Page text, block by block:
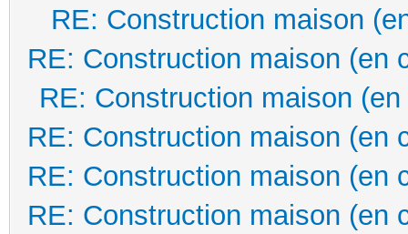
RE: Construction maison
RE: Construction maison (en
RE: Construction maison
RE: Construction maison (en
RE: Construction maison (en
RE: Construction maison (en